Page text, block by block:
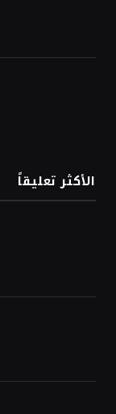
الأكثر تعليقاً